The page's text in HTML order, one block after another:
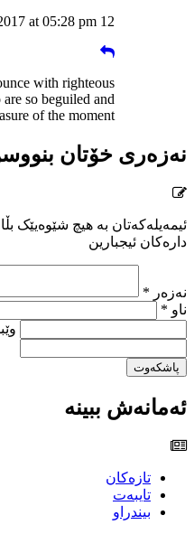
12 May 2017 at 05:28 pm
with righteous
so beguiled and
of the moment
نەزەری خۆتان
ئیمەیلەکەتان بە هیچ شێوەیێک
دارەکان ئیجبارین
نەزەر *
ناو *
پاشکەوت
ئەمانەش ببینە
تازەکان
تایبەت
بیندراو